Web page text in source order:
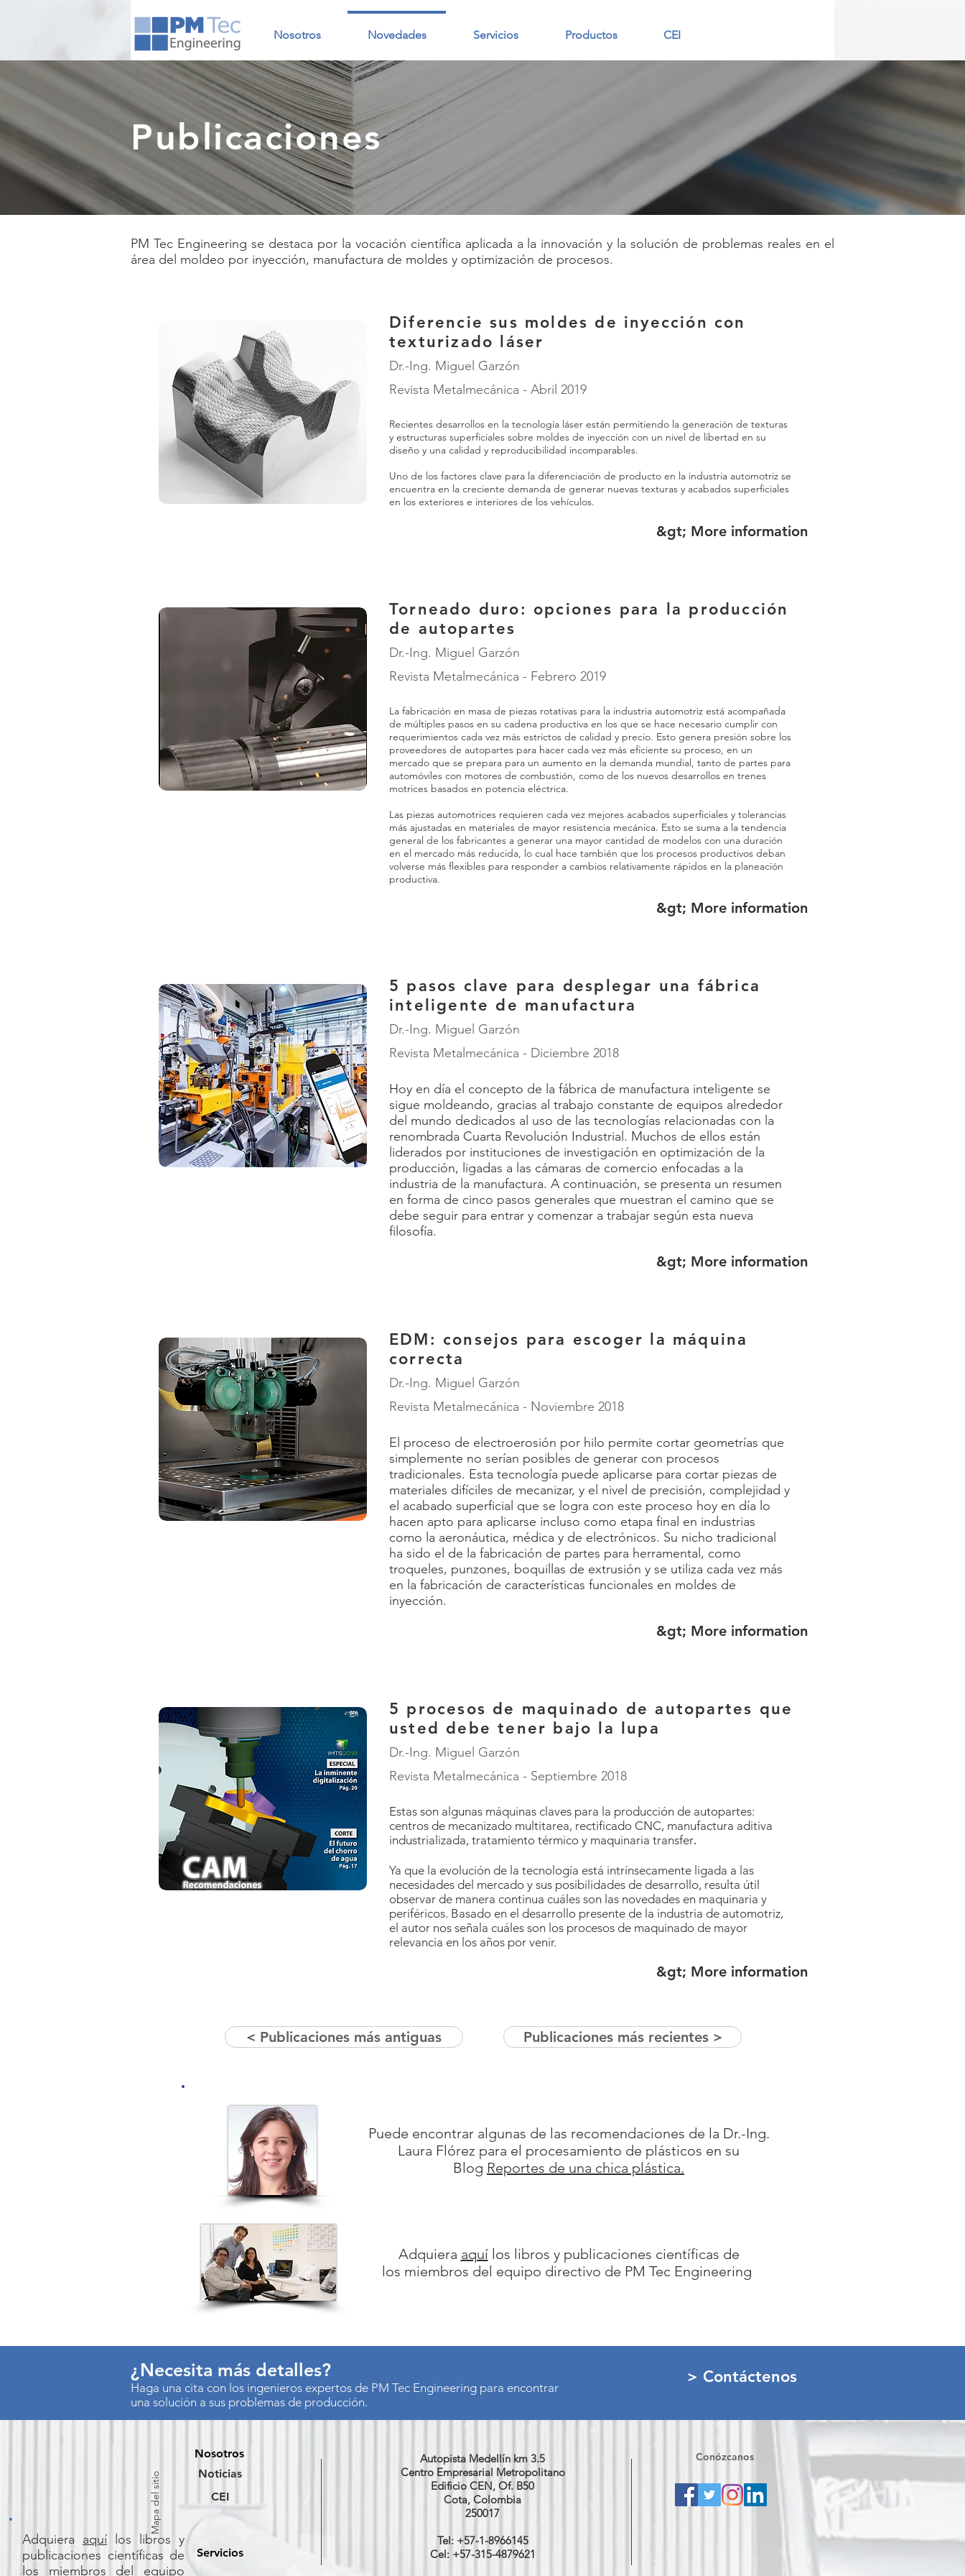
Nosotros Novedades Servicios Productos CEI
Publicaciones
PM Tec Engineering se destaca por la vocación científica aplicada a la innovación y la solución de problemas reales en el
área del moldeo por inyección, manufactura de moldes y optimización de procesos.
Diferencie sus moldes de inyección con
texturizado láser
Dr.-Ing. Miguel Garzón
Revista Metalmecánica - Abril 2019
Recientes desarrollos en la tecnología láser están permitiendo la generación de texturas
y estructuras superficiales sobre moldes de inyección con un nivel de libertad en su
diseño y una calidad y reproducibilidad incomparables.
Uno de los factores clave para la diferenciación de producto en la industria automotriz se
encuentra en la creciente demanda de generar nuevas texturas y acabados superficiales
en los exteriores e interiores de los vehículos.
&gt; More information
Torneado duro: opciones para la producción
de autopartes
Dr.-Ing. Miguel Garzón
Revista Metalmecánica - Febrero 2019
La fabricación en masa de piezas rotativas para la industria automotriz está acompañada
de múltiples pasos en su cadena productiva en los que se hace necesario cumplir con
requerimientos cada vez más estrictos de calidad y precio. Esto genera presión sobre los
proveedores de autopartes para hacer cada vez más eficiente su proceso, en un
mercado que se prepara para un aumento en la demanda mundial, tanto de partes para
automóviles con motores de combustión, como de los nuevos desarrollos en trenes
motrices basados en potencia eléctrica.
Las piezas automotrices requieren cada vez mejores acabados superficiales y tolerancias
más ajustadas en materiales de mayor resistencia mecánica. Esto se suma a la tendencia
general de los fabricantes a generar una mayor cantidad de modelos con una duración
en el mercado más reducida, lo cual hace también que los procesos productivos deban
volverse más flexibles para responder a cambios relativamente rápidos en la planeación
productiva.
&gt; More information
5 pasos clave para desplegar una fábrica
inteligente de manufactura
Dr.-Ing. Miguel Garzón
Revista Metalmecánica - Diciembre 2018
Hoy en día el concepto de la fábrica de manufactura inteligente se
sigue moldeando, gracias al trabajo constante de equipos alrededor
del mundo dedicados al uso de las tecnologías relacionadas con la
renombrada Cuarta Revolución Industrial. Muchos de ellos están
liderados por instituciones de investigación en optimización de la
producción, ligadas a las cámaras de comercio enfocadas a la
industria de la manufactura. A continuación, se presenta un resumen
en forma de cinco pasos generales que muestran el camino que se
debe seguir para entrar y comenzar a trabajar según esta nueva
filosofía.
&gt; More information
EDM: consejos para escoger la máquina
correcta
Dr.-Ing. Miguel Garzón
Revista Metalmecánica - Noviembre 2018
​El proceso de electroerosión por hilo permite cortar geometrías que
simplemente no serían posibles de generar con procesos
tradicionales. Esta tecnología puede aplicarse para cortar piezas de
materiales difíciles de mecanizar, y el nivel de precisión, complejidad y
el acabado superficial que se logra con este proceso hoy en día lo
hacen apto para aplicarse incluso como etapa final en industrias
como la aeronáutica, médica y de electrónicos. Su nicho tradicional
ha sido el de la fabricación de partes para herramental, como
troqueles, punzones, boquillas de extrusión y se utiliza cada vez más
en la fabricación de características funcionales en moldes de
inyección.
&gt; More information
5 procesos de maquinado de autopartes que
usted debe tener bajo la lupa
Dr.-Ing. Miguel Garzón
Revista Metalmecánica - Septiembre 2018
​Estas son algunas máquinas claves para la producción de autopartes:
centros de mecanizado multitarea, rectificado CNC, manufactura aditiva
industrializada, tratamiento térmico y maquinaria transfer.
Ya que la evolución de la tecnología está intrínsecamente ligada a las
necesidades del mercado y sus posibilidades de desarrollo, resulta útil
observar de manera continua cuáles son las novedades en maquinaria y
periféricos. Basado en el desarrollo presente de la industria de automotriz,
el autor nos señala cuáles son los procesos de maquinado de mayor
relevancia en los años por venir.
&gt; More information
< Publicaciones más antiguas Publicaciones más recientes >
Puede encontrar algunas de las recomendaciones de la Dr.-Ing.
Laura Flórez para el procesamiento de plásticos en su
Blog Reportes de una chica plástica.
Adquiera aquílos libros y publicaciones científicas de
los miembros del equipo directivo de PM Tec Engineering
Adquiera aquí los libros y
publicaciones científicas de
los miembros del equipo
¿Necesita más detalles?
Haga una cita con los ingenieros expertos de PM Tec Engineering para encontrar
una solución a sus problemas de producción.
> Contáctenos
Nosotros
Noticias
Mapa del sitio CEI
Servicios
Autopista Medellín km 3.5
Centro Empresarial Metropolitano
Edificio CEN, Of. B50
Cota, Colombia
250017
Tel: +57-1-8966145
Cel: +57-315-4879621
Conózcanos